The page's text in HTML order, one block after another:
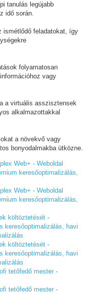
tanulás legújabb
idő során.
ismétlődő feladatokat, így
folyamatosan
vagy
a virtuális asszisztensek
alkalmazottakkal
a növekvő vagy
bonyodalmakba ütközne.
Web+ - Weboldal
keresőoptimalizálás,
Web+ - Weboldal
keresőoptimalizálás,
költöztetését -
keresőoptimalizálás, havi
költöztetését -
keresőoptimalizálás, havi
tetőfedő mester -
tetőfedő mester -